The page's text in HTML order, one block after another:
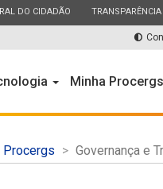
DO CIDADÃO ESTADO
TRANSPARÊNCIA
Minha
Procergs Governança e